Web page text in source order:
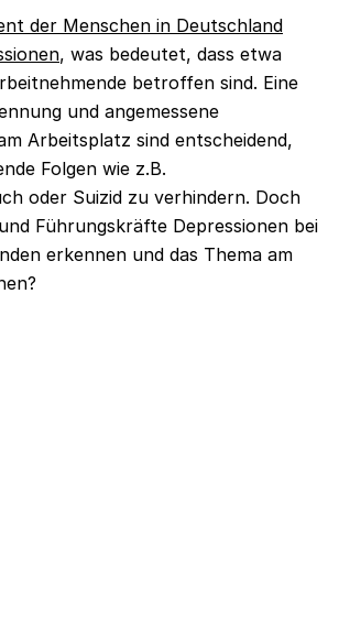
der Menschen in Deutschland
, was bedeutet, dass etwa
betroffen sind. Eine
und angemessene
Arbeitsplatz sind entscheidend,
Folgen wie z.B.
oder Suizid zu verhindern. Doch
Führungskräfte Depressionen bei
erkennen und das Thema am